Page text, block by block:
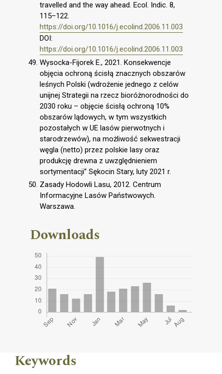
travelled and the way ahead. Ecol. Indic. 8,
115–122.
https://doi.org/10.1016/j.ecolind.2006.11.003
DOI:
https://doi.org/10.1016/j.ecolind.2006.11.003
Wysocka-Fijorek E., 2021. Konsekwencje
objęcia ochroną ścisłą znacznych obszarów
leśnych Polski (wdrożenie jednego z celów
unijnej Strategii na rzecz bioróżnorodności do
2030 roku – objęcie ścisłą ochroną 10%
obszarów lądowych, w tym wszystkich
pozostałych w UE lasów pierwotnych i
starodrzewów), na możliwość sekwestracji
węgla (netto) przez polskie lasy oraz
produkcję drewna z uwzględnieniem
sortymentacji” Sękocin Stary, luty 2021 r.
Zasady Hodowli Lasu, 2012. Centrum
Informacyjne Lasów Państwowych.
Warszawa.
Downloads
Keywords